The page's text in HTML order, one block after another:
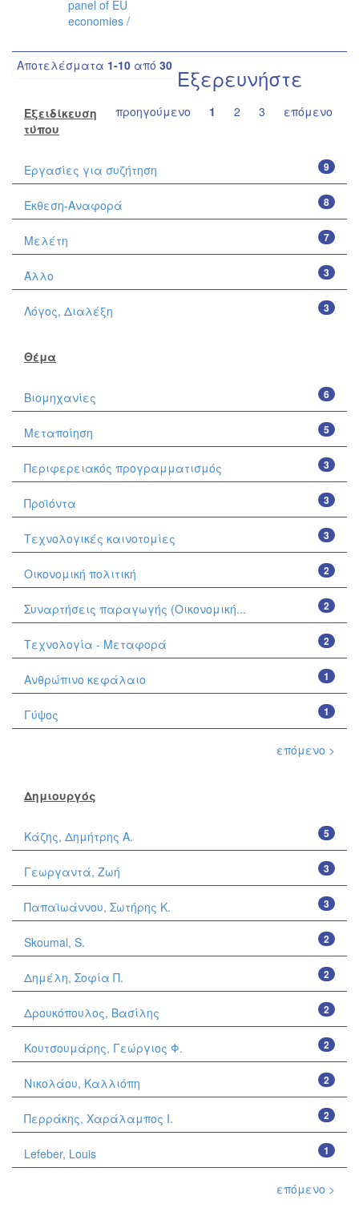
panel of EU
economies /
Αποτελέσματα 1-10 από 30
προηγούμενο 1 2 3 επόμενο
Εξερευνήστε
Εξειδίκευση
τύπου
9
Εργασίες για συζήτηση
8
Έκθεση-Αναφορά
7
Μελέτη
3
Άλλο
3
Λόγος, Διαλέξη
Θέμα
6
Βιομηχανίες
5
Μεταποίηση
3
Περιφερειακός προγραμματισμός
3
Προϊόντα
3
Τεχνολογικές καινοτομίες
2
Οικονομική πολιτική
2
Συναρτήσεις παραγωγής (Οικονομική...
2
Τεχνολογία - Μεταφορά
1
Ανθρώπινο κεφάλαιο
1
Γύψος
επόμενο >
Δημιουργός
5
Κάζης, Δημήτρης Α.
3
Γεωργαντά, Ζωή
3
Παπαϊωάννου, Σωτήρης Κ.
2
Skoumal, S.
2
Δημέλη, Σοφία Π.
2
Δρουκόπουλος, Βασίλης
2
Κουτσουμάρης, Γεώργιος Φ.
2
Νικολάου, Καλλιόπη
2
Περράκης, Χαράλαμπος Ι.
1
Lefeber, Louis
επόμενο >